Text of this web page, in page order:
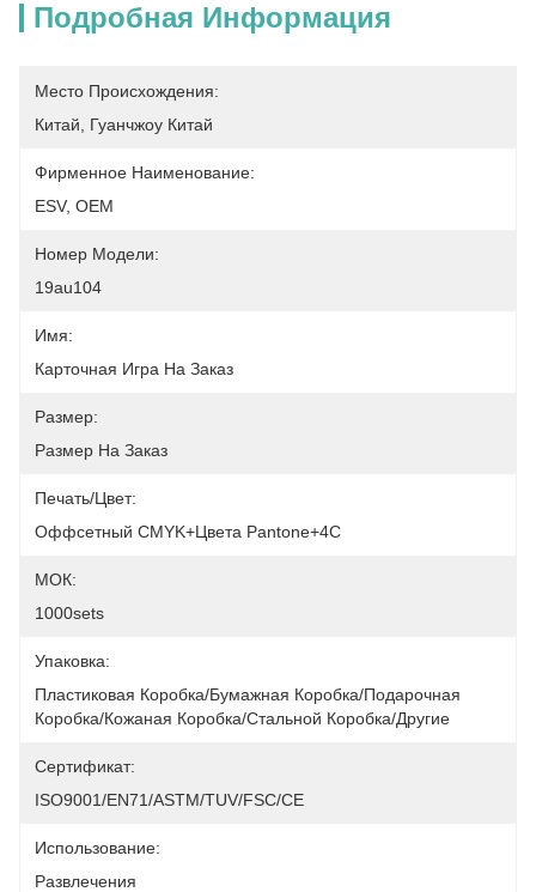
Подробная Информация
Место Происхождения:
Китай, Гуанчжоу Китай
Фирменное Наименование:
ESV, OEM
Номер Модели:
19au104
Имя:
Карточная Игра На Заказ
Размер:
Размер На Заказ
Печать/цвет:
Оффсетный CMYK+цвета Pantone+4C
МОК:
1000sets
Упаковка:
Пластиковая Коробка/бумажная Коробка/подарочная
Коробка/кожаная Коробка/стальной Коробка/другие
Сертификат:
ISO9001/EN71/ASTM/TUV/FSC/CE
Использование:
Развлечения